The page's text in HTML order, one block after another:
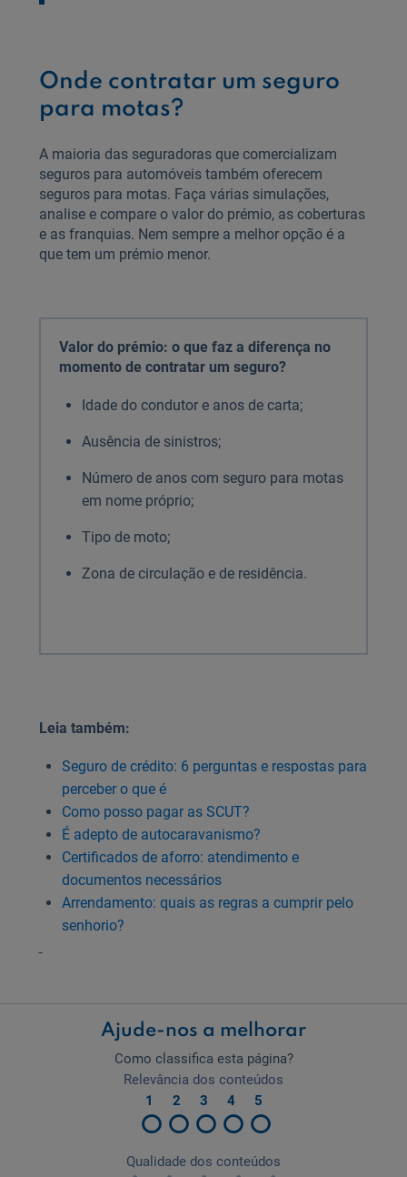
Onde contratar um seguro
para motas?
A maioria das seguradoras que comercializam
seguros para automóveis também oferecem
seguros para motas. Faça várias simulações,
analise e compare o valor do prémio, as coberturas
e as franquias. Nem sempre a melhor opção é a
que tem um prémio menor.
Valor do prémio: o que faz a diferença no
momento de contratar um seguro?
Idade do condutor e anos de carta;
Ausência de sinistros;
Número de anos com seguro para motas
em nome próprio;
Tipo de moto;
Zona de circulação e de residência.
Leia também:
Seguro de crédito: 6 perguntas e respostas para
perceber o que é
Como posso pagar as SCUT?
É adepto de autocaravanismo?
Certificados de aforro: atendimento e
documentos necessários
Arrendamento: quais as regras a cumprir pelo
senhorio?